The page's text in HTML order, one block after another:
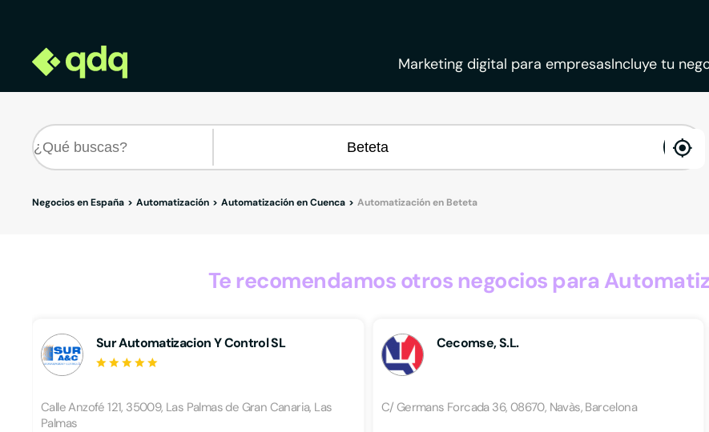
Marketing digital para empresasIncluye tu
Negocios en España Automatización Automatización en Cuenca Automatización en Beteta
Te recomendamos otros negocios para
Sur Automatizacion Y Control SL
Calle Anzofé 121, 35009, Las Palmas de Gran Canaria, Las
Palmas
Cecomse, S.L.
C/ Germans Forcada 36, 08670, Navàs, Barcelona